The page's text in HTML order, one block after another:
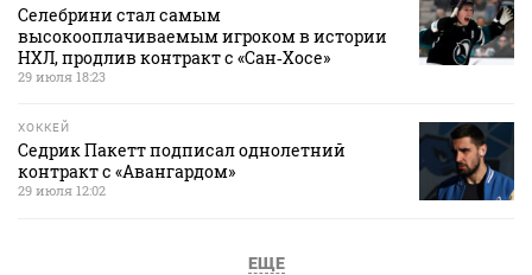
Селебрини стал самым
высокооплачиваемым игроком в истории
НХЛ, продлив контракт с «Сан‑Хосе»
29 июля 18:23
ХОККЕЙ
Седрик Пакетт подписал однолетний
контракт с «Авангардом»
29 июля 12:02
ЕЩЕ